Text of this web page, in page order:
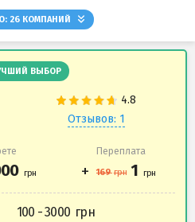
26КОМПАНИЙ
ВЫБОР
Отзывов: 1
Переплата
100 - 3000